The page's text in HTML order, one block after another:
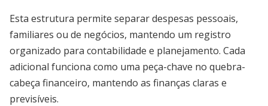
Esta estrutura permite separar despesas pessoais,
familiares ou de negócios, mantendo um registro
organizado para contabilidade e planejamento. Cada
adicional funciona como uma peça-chave no quebra-
cabeça financeiro, mantendo as finanças claras e
previsíveis.